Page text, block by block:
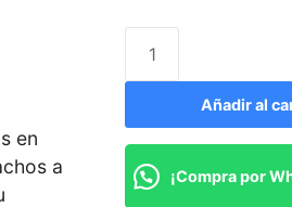
en
a
Añadir al
¡Compra por